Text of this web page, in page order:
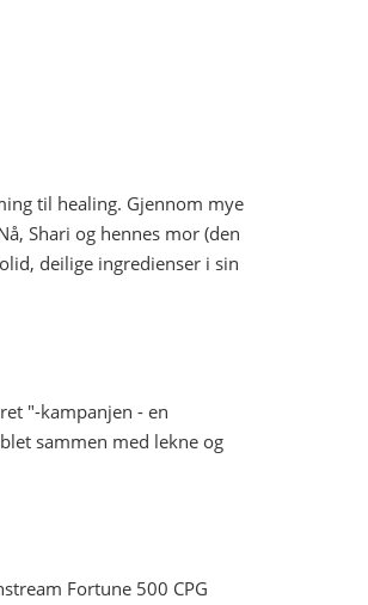
til healing. Gjennom mye
Shari og hennes mor (den
deilige ingredienser i sin
"-kampanjen - en
sammen med lekne og
Fortune 500 CPG